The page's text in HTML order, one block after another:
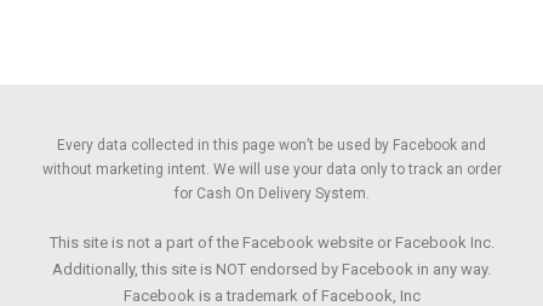
Every data collected in this page won’t be used by Facebook and
without marketing intent. We will use your data only to track an order
for Cash On Delivery System.
This site is not a part of the Facebook website or Facebook Inc.
Additionally, this site is NOT endorsed by Facebook in any way.
Facebook is a trademark of Facebook, Inc